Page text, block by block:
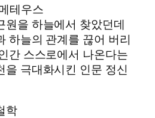
테우스
원을 하늘에서 찾았던데
하늘의 관계를 끊어 버리
간 스스로에서 나온다는
을 극대화시킨 인문 정신
학